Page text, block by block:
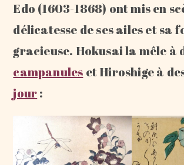
Edo (1603-1868) ont mis en
délicatesse de ses ailes et sa
gracieuse. Hokusai la mêle à
campanules et Hiroshige à
jour: